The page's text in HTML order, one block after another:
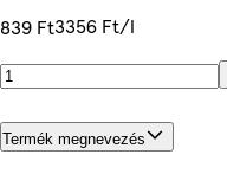
839 Ft3356 Ft/l
Termék megnevezés